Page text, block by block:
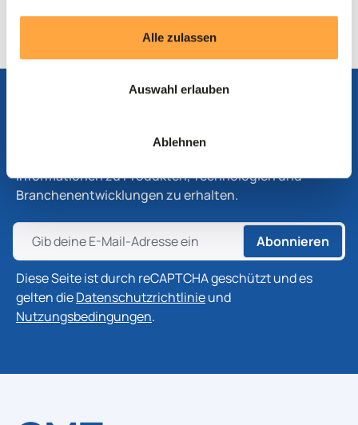
Alle zulassen
Auswahl erlauben
Ablehnen
Informationen zu Produkten, Technologien und
Branchenentwicklungen zu erhalten.
Abonnieren
Diese Seite ist durch reCAPTCHA geschützt und es
gelten dieDatenschutzrichtlinieund
Nutzungsbedingungen.